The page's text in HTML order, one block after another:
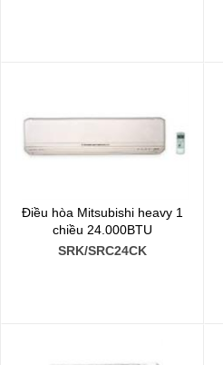
Điều hòa Mitsubishi heavy 1
chiều 24.000BTU
SRK/SRC24CK